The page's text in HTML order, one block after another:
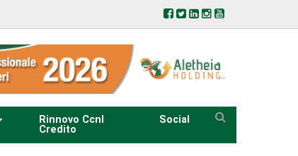
Rinnovo Ccnl
Credito
Social